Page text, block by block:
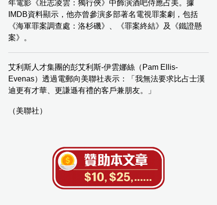
年電影《壯志凌雲：獨行俠》中飾演酒吧侍應占美。據
IMDB資料顯示，他亦曾參演多部著名電視罪案劇，包括
《海軍罪案調查處：洛杉磯》、《罪案終結》及《鐵證懸
案》。
艾利斯人才集團的彭艾利斯-伊雲娜絲（Pam Ellis-
Evenas）透過電郵向美聯社表示：「我無法要求比占士漢
迪更有才華、更謙遜有禮的客戶兼朋友。」
（美聯社）